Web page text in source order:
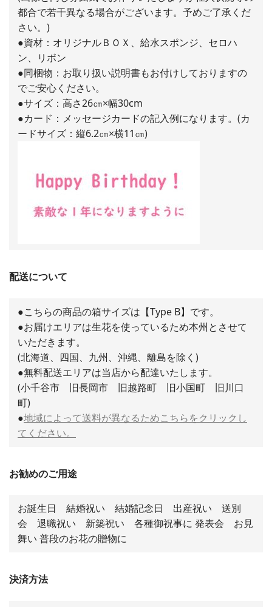
都合で若干異なる場合がございます。予めご了承くだ
さい。)
●資材：オリジナルＢＯＸ、給水スポンジ、セロハ
ン、リボン
●同梱物：お取り扱い説明書もお付けしておりますの
でご安心ください。
●サイズ：高さ26㎝×幅30cm
●カード：メッセージカードの記入例になります。(カ
ードサイズ：縦6.2㎝×横11㎝)
配送について
●こちらの商品の箱サイズは【Type B】です。
●お届けエリアは生花を使っているため本州とさせて
いただきます。
(北海道、四国、九州、沖縄、離島を除く)
●無料配送エリアは当店から配達いたします。
(小千谷市 旧長岡市 旧越路町 旧小国町 旧川口
町)
●地域によって送料が異なるためこちらをクリックし
てください。
お勧めのご用途
お誕生日 結婚祝い 結婚記念日 出産祝い 送別
会 退職祝い 新築祝い 各種御祝事に 発表会 お見
舞い 普段のお花の贈物に
決済方法